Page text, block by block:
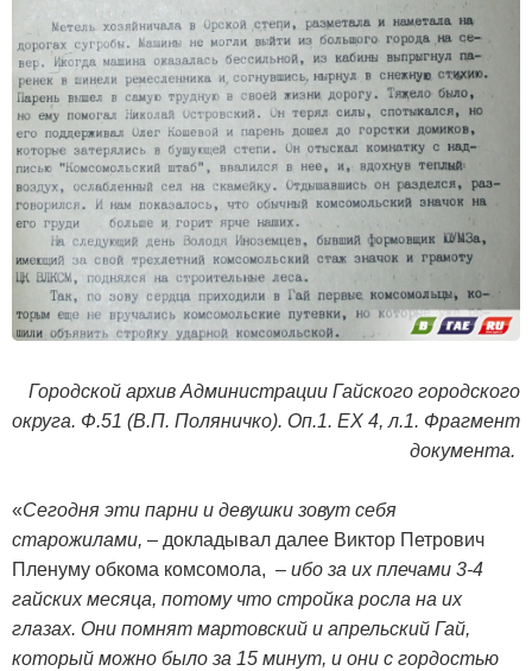
Городской архив Администрации Гайского городского
округа. Ф.51 (В.П. Поляничко). Оп.1. ЕХ 4, л.1. Фрагмент
документа.
«Сегодня эти парни и девушки зовут себя
старожилами, – докладывал далее Виктор Петрович
Пленуму обкома комсомола, – ибо за их плечами 3-4
гайских месяца, потому что стройка росла на их
глазах. Они помнят мартовский и апрельский Гай,
который можно было за 15 минут, и они с гордостью